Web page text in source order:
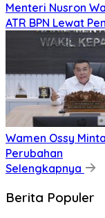
​Menteri Nusron
ATR BPN Lewat
Wamen Ossy
Perubahan
Selengkapnya
Berita Populer